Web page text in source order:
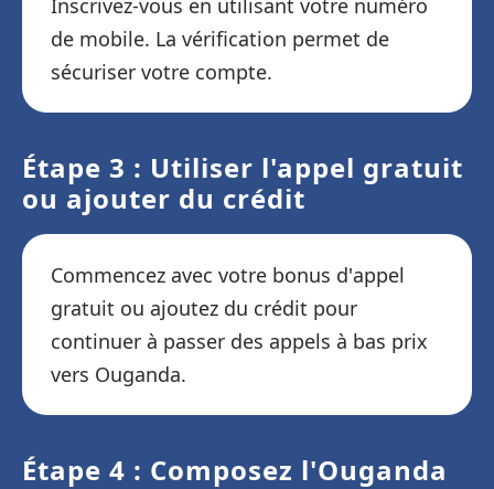
Inscrivez-vous en utilisant votre numéro
de mobile. La vérification permet de
sécuriser votre compte.
Étape 3 : Utiliser l'appel gratuit
ou ajouter du crédit
Commencez avec votre bonus d'appel
gratuit ou ajoutez du crédit pour
continuer à passer des appels à bas prix
vers Ouganda.
Étape 4 : Composez l'Ouganda